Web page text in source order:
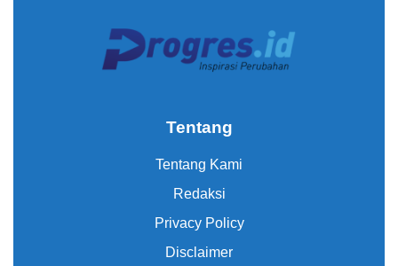
Tentang
Tentang Kami
Redaksi
Privacy Policy
Disclaimer